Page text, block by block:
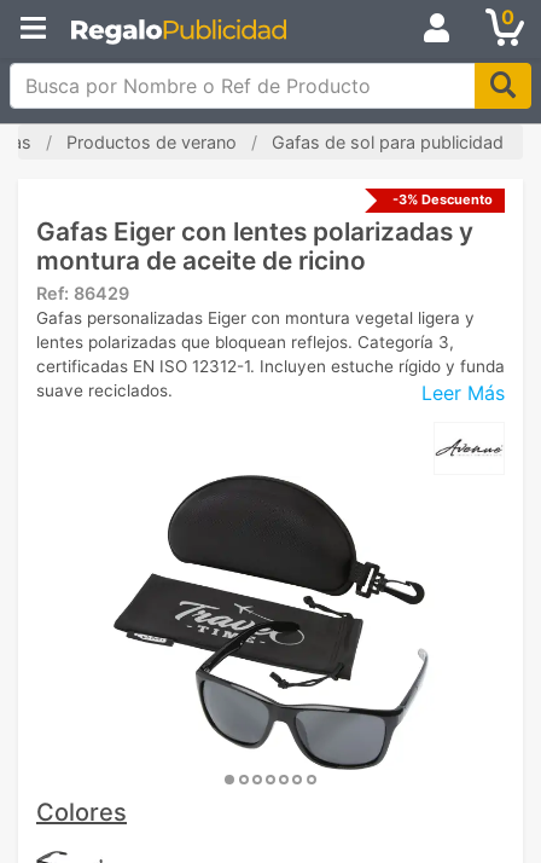
0
Busca por Nombre o Ref de Producto
Productos de verano Gafas de sol para publicidad
-3% Descuento
Gafas Eiger con lentes polarizadas y
montura de aceite de ricino
Ref: 86429
Leer Más
Gafas personalizadas Eiger con montura vegetal ligera y
lentes polarizadas que bloquean reflejos. Categoría 3,
certificadas EN ISO 12312-1. Incluyen estuche rígido y funda
suave reciclados.
Colores